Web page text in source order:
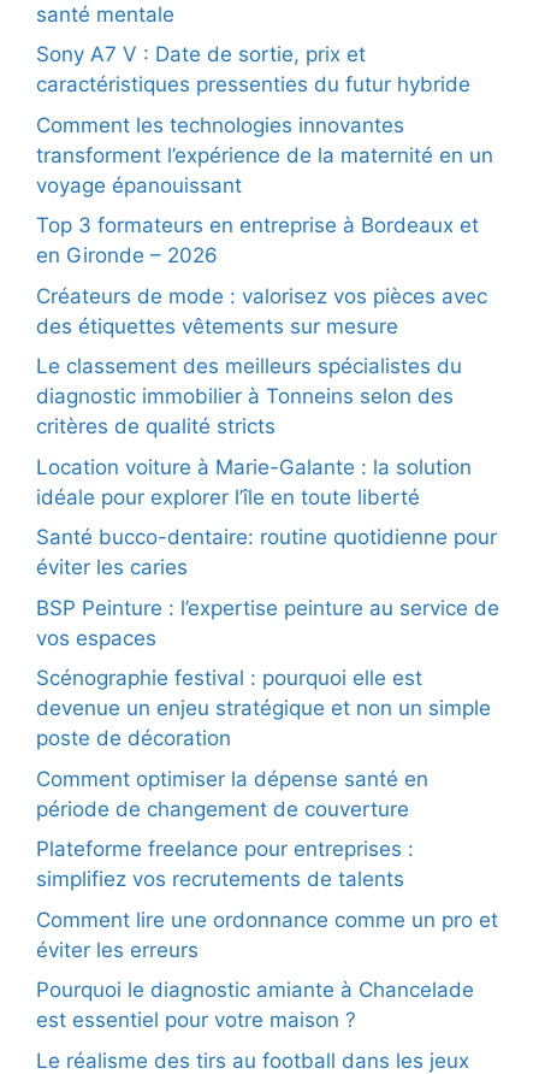
santé mentale
Sony A7 V : Date de sortie, prix et
caractéristiques pressenties du futur hybride
Comment les technologies innovantes
transforment l’expérience de la maternité en un
voyage épanouissant
Top 3 formateurs en entreprise à Bordeaux et
en Gironde – 2026
Créateurs de mode : valorisez vos pièces avec
des étiquettes vêtements sur mesure
Le classement des meilleurs spécialistes du
diagnostic immobilier à Tonneins selon des
critères de qualité stricts
Location voiture à Marie-Galante : la solution
idéale pour explorer l’île en toute liberté
Santé bucco-dentaire: routine quotidienne pour
éviter les caries
BSP Peinture : l’expertise peinture au service de
vos espaces
Scénographie festival : pourquoi elle est
devenue un enjeu stratégique et non un simple
poste de décoration
Comment optimiser la dépense santé en
période de changement de couverture
Plateforme freelance pour entreprises :
simplifiez vos recrutements de talents
Comment lire une ordonnance comme un pro et
éviter les erreurs
Pourquoi le diagnostic amiante à Chancelade
est essentiel pour votre maison ?
Le réalisme des tirs au football dans les jeux